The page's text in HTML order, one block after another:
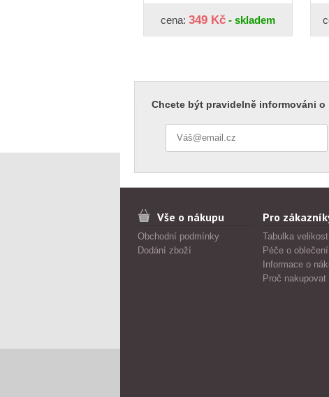
cena: 349 Kč - skladem
Chcete být pravidelně informováni
Vše o nákupu
Obchodní podmínky
Dodání zboží
Pro
Tabulka
Péče o oblečení
Informace o
Proč nakupovat